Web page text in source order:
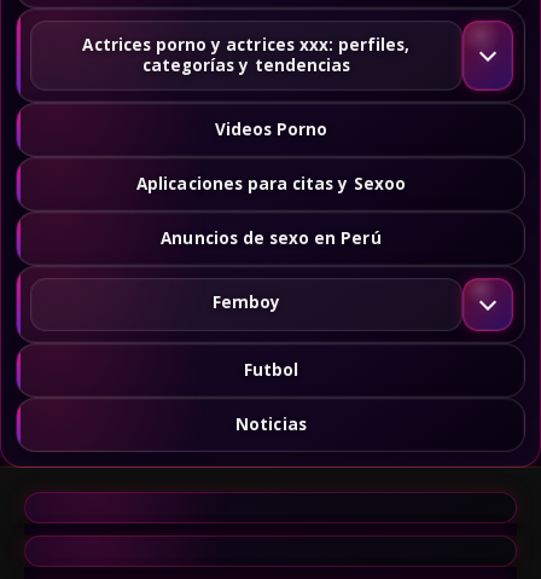
Actrices porno y actrices xxx: perfiles,
categorías y tendencias
Videos Porno
Aplicaciones para citas y Sexoo
Anuncios de sexo en Perú
Femboy
Futbol
Noticias